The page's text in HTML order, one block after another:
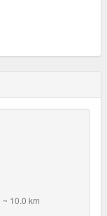
~ 10.0 km